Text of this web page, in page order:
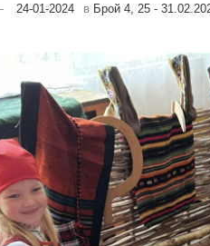
24-01-2024 в Брой 4, 25 -